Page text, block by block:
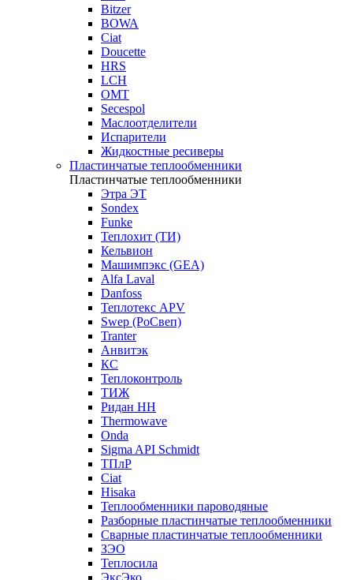
Bitzer
BOWA
Ciat
Doucette
HRS
LCH
OMT
Secespol
Маслоотделители
Испарители
Жидкостные ресиверы
Пластинчатые теплообменники
Пластинчатые теплообменники
Этра ЭТ
Sondex
Funke
Теплохит (ТИ)
Кельвион
Машимпэкс (GEA)
Alfa Laval
Danfoss
Теплотекс APV
Swep (РоСвеп)
Tranter
Анвитэк
КС
Теплоконтроль
ТИЖ
Ридан НН
Thermowave
Onda
Sigma API Schmidt
ТПлР
Ciat
Hisaka
Теплообменники пароводяные
Разборные пластинчатые теплообменники
Сварные пластинчатые теплообменники
ЗЭО
Теплосила
ЭксЭко